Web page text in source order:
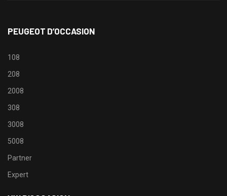
PEUGEOT D’OCCASION
108
208
2008
308
3008
5008
Partner
Expert